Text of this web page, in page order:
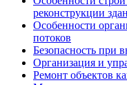
реконструкции
Особенности
потоков
Безопасность при
Организация и
Ремонт объектов